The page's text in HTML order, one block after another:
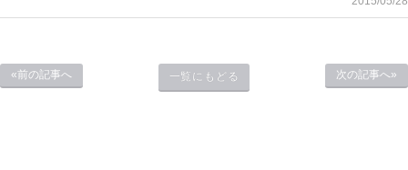
«前の記事へ 次の記事へ»
一覧にもどる